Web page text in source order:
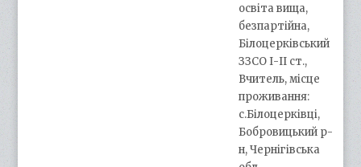
освіта вища,
безпартійна,
Білоцерківський
ЗЗСО І-ІІ ст.,
Вчитель, місце
проживання:
с.Білоцерківці,
Бобровицький р-
н, Чернігівська